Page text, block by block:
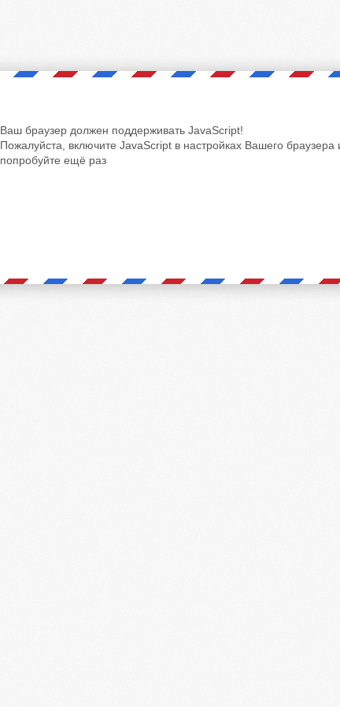
Ваш браузер должен поддерживать JavaScript!
Пожалуйста, включите JavaScript в настройках Вашего браузера
попробуйте ещё раз